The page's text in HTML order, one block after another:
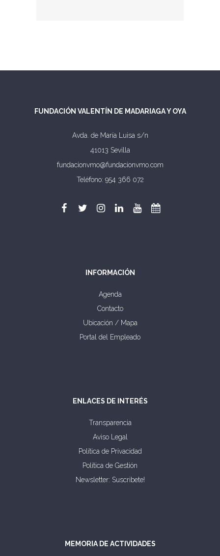
FUNDACIÓN VALENTÍN DE MADARIAGA Y OYA
Avda. de María Luisa s/n
41013 Sevilla
fundacionvmo@fundacionvmo.com
Teléfono: 954 366 072
INFORMACIÓN
Agenda
Contacto
Ubicación / Mapa
Portal del Empleado
ENLACES DE INTERÉS
Transparencia
Aviso Legal
Política de Privacidad
Política de Gestión
Newsletter: Suscribete!
MEMORIA DE ACTIVIDADES